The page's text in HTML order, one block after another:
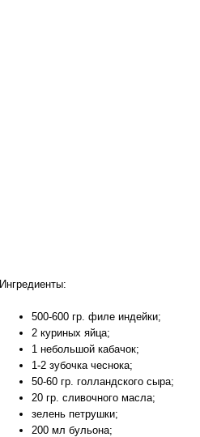
Ингредиенты:
500-600 гр. филе индейки;
2 куриных яйца;
1 небольшой кабачок;
1-2 зубочка чеснока;
50-60 гр. голландского сыра;
20 гр. сливочного масла;
зелень петрушки;
200 мл бульона;